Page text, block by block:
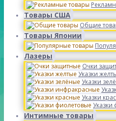
Товары США
Общие
Товары Японии
Лазеры
Очки
Указки
Указки
Указки
Указки
Интимные товары